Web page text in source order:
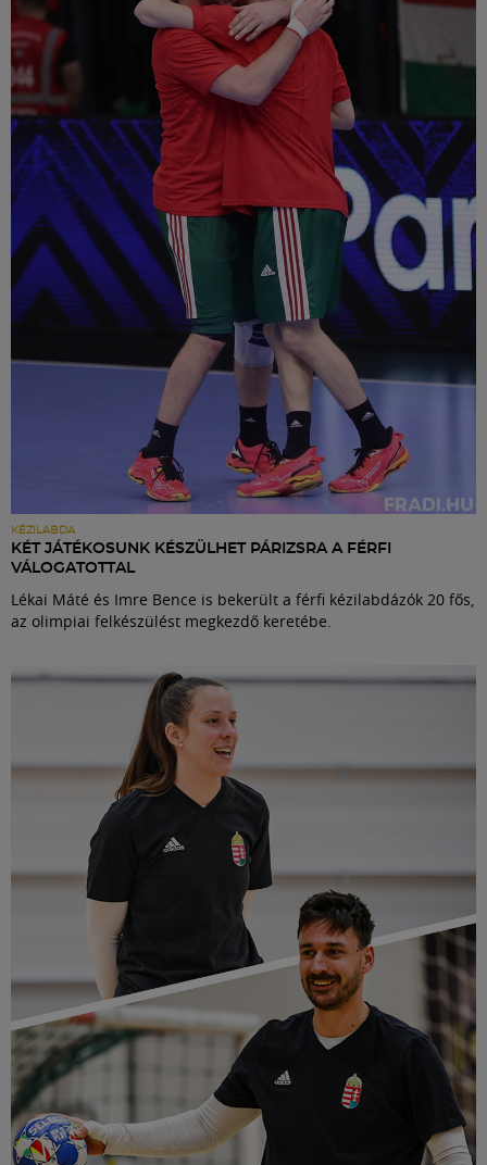
KÉZILABDA
KÉT JÁTÉKOSUNK KÉSZÜLHET PÁRIZSRA A FÉRFI
VÁLOGATOTTAL
Lékai Máté és Imre Bence is bekerült a férfi kézilabdázók 20 fős,
az olimpiai felkészülést megkezdő keretébe.